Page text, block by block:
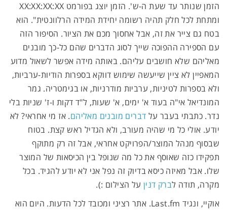
הזמן שנותר עד שעת ה-ש'. הזמן יוצג בפורמט XX:XX:XX:XX
ומתחת לכל חלק תהיה רשומה יחידת המידה הרלוונטית". הוא
בטח גם צייר את זה, אבל אחסוך מכם את הציור. הסיפור הזה
עם הספירה ההפוכה שייך לסוג הדברים שהם כל-כך מובנים
מאליהם שלא חושבים עליהם. באותה מידה אפשר לשאול מדוע
המאפיין לא ציין שייעשה שימוש דווקא בספרות הודיות-ערביות,
ולא בספרות לטיניות, ערביות מודרניות, או בגימטריה. גמר
המונדיאל אי"ה בעוד א' ימים, א' שעות, ל"ד דקות ו-ז' שניות בלי
נדר. כתבתי בעבר על דברים מובנים מאליהם. אז מי אחראי? לא
יודע. אולי כל מי שהיה מעורב, ולא הגדיל ראש קצת. בטוח
שבסוף מנהל המוצר/הפרויקט אחראי, אבל זה רק מתוקף
תפקידו כזה שאוסף את כל מה שנופל בין הכיסאות של המוצר
שלו. אבל מאיזה כיסא בדיוק זה נפל אני לא יודע להגיד. בכל
מקרה, תודה לברק דנין על הצילום :).
אוקיי, ונגיד Last.fm. אתר רציני ומכובד לכל הדעות. היום הוא